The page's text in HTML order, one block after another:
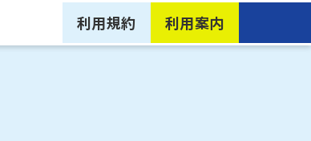
利用規約 利用案内